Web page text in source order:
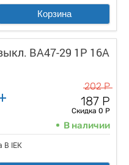
Корзина
ВА47-29 1Р 16А
202 Р
187 Р
Скидка 0 Р
В наличии
В IEK